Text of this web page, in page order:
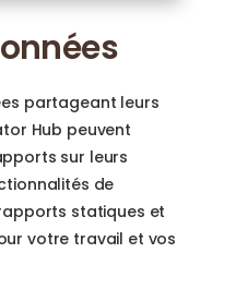
partageant leurs
Hub peuvent
sur leurs
de
statiques et
votre travail et vos